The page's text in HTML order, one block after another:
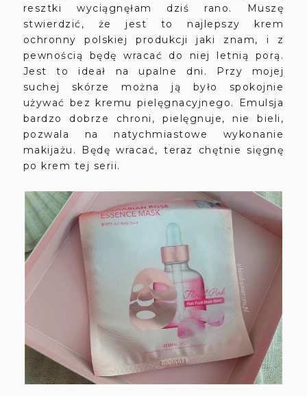
resztki wyciągnęłam dziś rano. Muszę
stwierdzić, że jest to najlepszy krem
ochronny polskiej produkcji jaki znam, i z
pewnością będę wracać do niej letnią porą.
Jest to ideał na upalne dni. Przy mojej
suchej skórze można ją było spokojnie
używać bez kremu pielęgnacyjnego. Emulsja
bardzo dobrze chroni, pielęgnuje, nie bieli,
pozwala na natychmiastowe wykonanie
makijażu. Będę wracać, teraz chętnie sięgnę
po krem tej serii.